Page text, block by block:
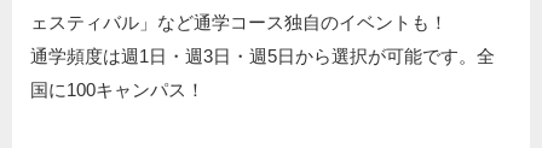
ェスティバル」など通学コース独自のイベントも！
通学頻度は週1日・週3日・週5日から選択が可能です。全
国に100キャンパス！